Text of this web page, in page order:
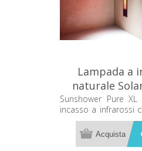
Lampada a
naturale
Sunshower
Sunshower Pure
incasso a infrarossi
caldo terapeutico
doccia